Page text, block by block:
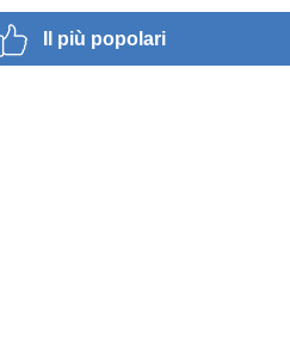
Il più popolari